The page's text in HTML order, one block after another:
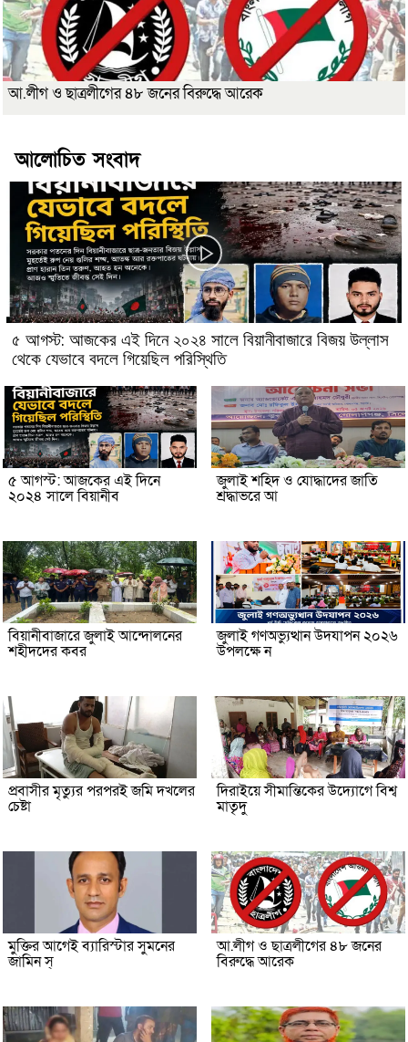
আ.লীগ ও ছাত্রলীগের ৪৮ জনের বিরুদ্ধে আরেক
আলোচিত সংবাদ
৫ আগস্ট: আজকের এই দিনে ২০২৪ সালে বিয়ানীবাজারে বিজয় উল্লাস
থেকে যেভাবে বদলে গিয়েছিল পরিস্থিতি
৫ আগস্ট: আজকের এই দিনে
২০২৪ সালে বিয়ানীব
জুলাই শহিদ ও যোদ্ধাদের জাতি
শ্রদ্ধাভরে আ
বিয়ানীবাজারে জুলাই আন্দোলনের
শহীদদের কবর
জুলাই গণঅভ্যুত্থান উদযাপন ২০২৬
উপলক্ষে ন
প্রবাসীর মৃত্যুর পরপরই জমি দখলের
চেষ্টা
দিরাইয়ে সীমান্তিকের উদ্যোগে বিশ্ব
মাতৃদু
মুক্তির আগেই ব্যারিস্টার সুমনের
জামিন স্
আ.লীগ ও ছাত্রলীগের ৪৮ জনের
বিরুদ্ধে আরেক